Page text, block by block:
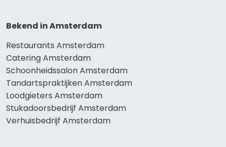
Bekend in Amsterdam
Restaurants Amsterdam
Catering Amsterdam
Schoonheidssalon Amsterdam
Tandartspraktijken Amsterdam
Loodgieters Amsterdam
Stukadoorsbedrijf Amsterdam
Verhuisbedrijf Amsterdam